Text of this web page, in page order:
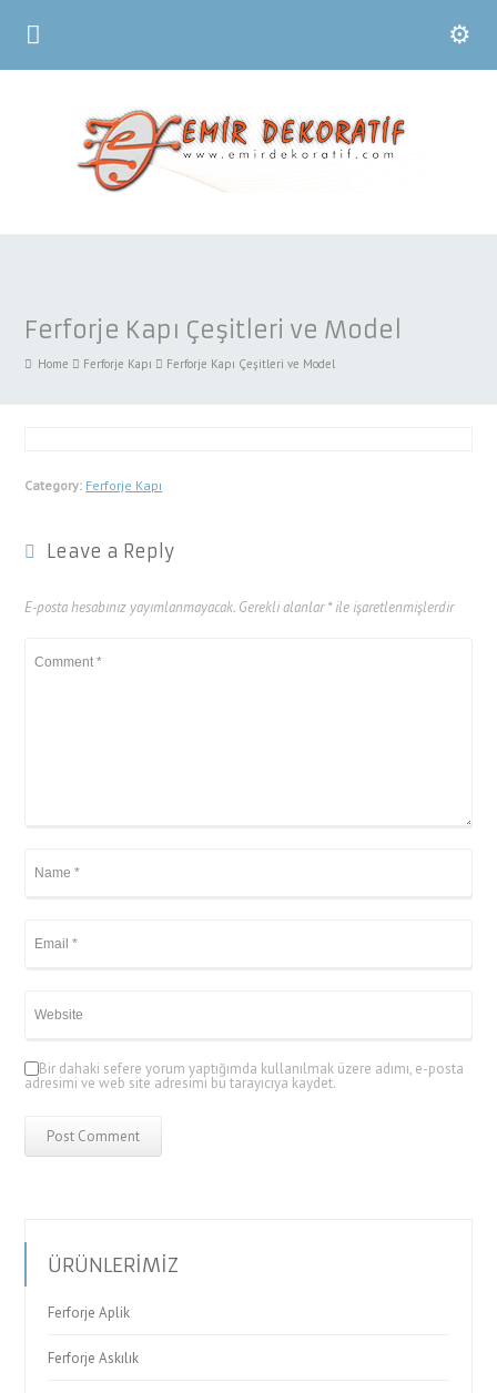
Ferforje Kapı Çeşitleri ve Model
Home Ferforje Kapı Ferforje Kapı Çeşitleri ve Model
Category: Ferforje Kapı
Leave a Reply
E-posta hesabınız yayımlanmayacak. Gerekli alanlar*ile işaretlenmişlerdir
Bir dahaki sefere yorum yaptığımda kullanılmak üzere adımı, e-posta
adresimi ve web site adresimi bu tarayıcıya kaydet.
ÜRÜNLERİMİZ
Ferforje Aplik
Ferforje Askılık